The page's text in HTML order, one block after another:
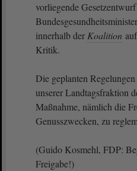
vorliegende
innerhalb der Koalition
Kritik.
Die geplanten
unserer Landtagsfraktion
Maßnahme, nämlich die
Genusszwecken, zu
(Guido Kosmehl, FDP:
Freigabe!)